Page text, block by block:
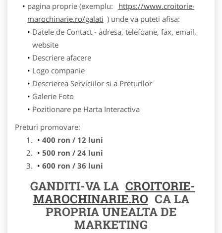
pagina proprie (exemplu:
https://www.croitorie-
marochinarie.ro/galati ) unde va puteti afisa:
Datele de Contact - adresa, telefoane, fax, email,
website
Descriere afacere
Logo companie
Descrierea Serviciilor si a Preturilor
Galerie Foto
Pozitionare pe Harta Interactiva
Preturi promovare:
400 ron / 12 luni
500 ron / 24 luni
600 ron / 36 luni
GANDITI-VA LA CROITORIE-
MAROCHINARIE.RO CA LA
PROPRIA UNEALTA DE
MARKETING